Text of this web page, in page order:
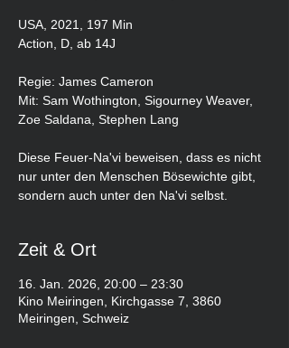
USA, 2021, 197 Min
Action, D, ab 14J
Regie: James Cameron
Mit: Sam Wothington, Sigourney Weaver,
Zoe Saldana, Stephen Lang
Diese Feuer-Na'vi beweisen, dass es nicht
nur unter den Menschen Bösewichte gibt,
sondern auch unter den Na'vi selbst.
Zeit & Ort
16. Jan. 2026, 20:00 – 23:30
Kino Meiringen, Kirchgasse 7, 3860
Meiringen, Schweiz